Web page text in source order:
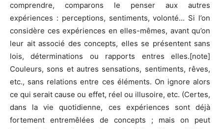
comprendre, comparons le penser aux autres
expériences : perceptions, sentiments, volonté… Si l’on
considère ces expériences en elles-mêmes, avant qu’on
leur ait associé des concepts, elles se présentent sans
lois, déterminations ou rapports entres elles.[note]
Couleurs, sons et autres sensations, sentiments, rêves,
etc., sans relations entre ces éléments. On ignore alors
ce qui serait cause ou effet, réel ou illusoire, etc. (Certes,
dans la vie quotidienne, ces expériences sont déjà
fortement entremêlées de concepts ; mais on peut